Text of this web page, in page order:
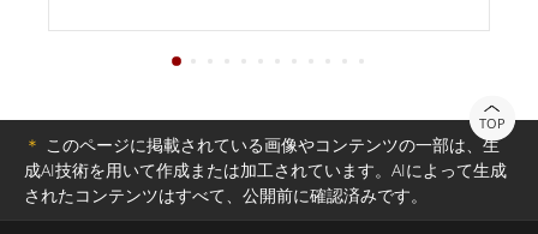
TOP
＊ このページに掲載されている画像やコンテンツの一部は、生
成AI技術を用いて作成または加工されています。AIによって生成
されたコンテンツはすべて、公開前に確認済みです。